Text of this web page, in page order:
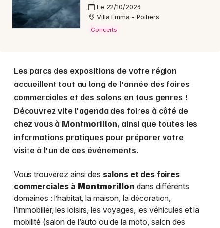
Je m'abonne
Le 22/10/2026
Villa Emma - Poitiers
Concerts
Les parcs des expositions de votre région
accueillent tout au long de l'année des foires
commerciales et des salons en tous genres !
Découvrez vite l'agenda des foires à côté de
chez vous à Montmorillon, ainsi que toutes les
informations pratiques pour préparer votre
visite à l'un de ces événements.
Vous trouverez ainsi des salons et des foires
commerciales à Montmorillon dans différents
domaines : l’habitat, la maison, la décoration,
l’immobilier, les loisirs, les voyages, les véhicules et la
mobilité (salon de l’auto ou de la moto, salon des